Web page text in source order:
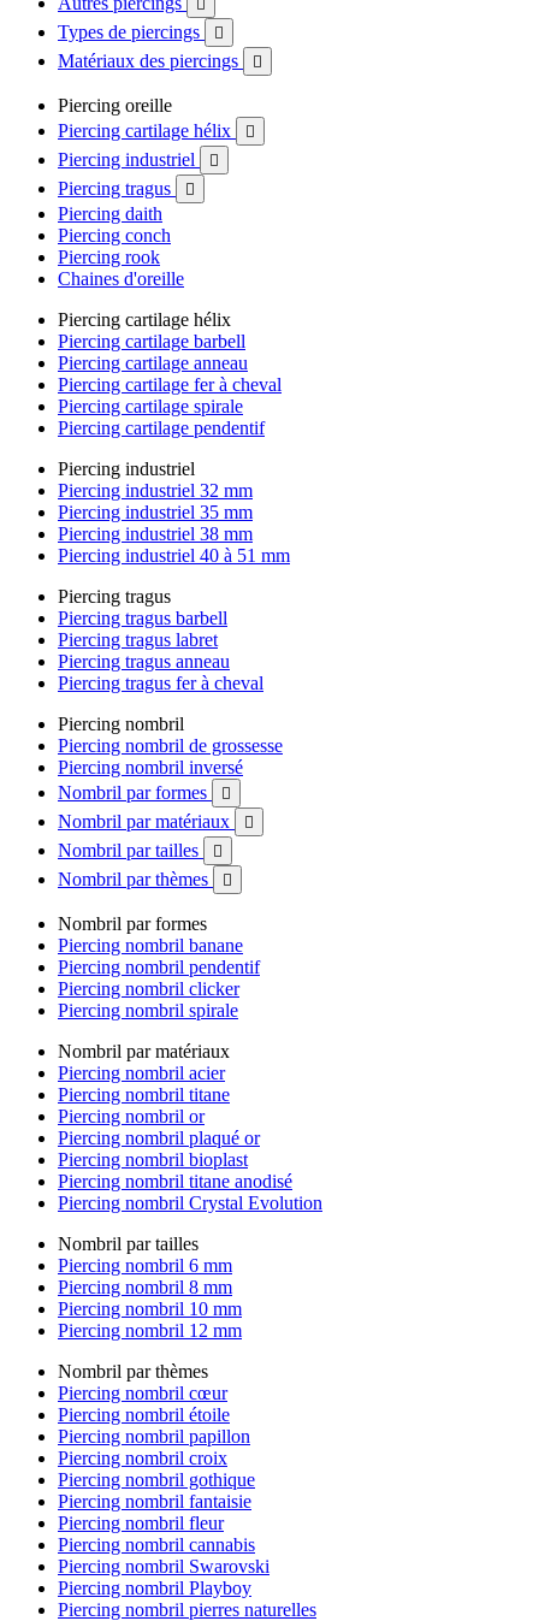

Types de piercings 
Matériaux des piercings 
Piercing oreille
Piercing cartilage hélix

Piercing industriel 
Piercing tragus 
Piercing daith
Piercing conch
Piercing rook
Chaines d'oreille
Piercing cartilage hélix
Piercing cartilage barbell
Piercing cartilage anneau
Piercing cartilage fer à cheval
Piercing cartilage spirale
Piercing cartilage pendentif
Piercing industriel
Piercing industriel 32 mm
Piercing industriel 35 mm
Piercing industriel 38 mm
Piercing industriel 40 à 51 mm
Piercing tragus
Piercing tragus barbell
Piercing tragus labret
Piercing tragus anneau
Piercing tragus fer à cheval
Piercing nombril
Piercing nombril de grossesse
Piercing nombril inversé
Nombril par formes

Nombril par matériaux 
Nombril par tailles 
Nombril par thèmes 
Nombril par formes
Piercing nombril banane
Piercing nombril pendentif
Piercing nombril clicker
Piercing nombril spirale
Nombril par matériaux
Piercing nombril acier
Piercing nombril titane
Piercing nombril or
Piercing nombril plaqué or
Piercing nombril bioplast
Piercing nombril titane anodisé
Piercing nombril Crystal Evolution
Nombril par tailles
Piercing nombril 6 mm
Piercing nombril 8 mm
Piercing nombril 10 mm
Piercing nombril 12 mm
Nombril par thèmes
Piercing nombril cœur
Piercing nombril étoile
Piercing nombril papillon
Piercing nombril croix
Piercing nombril gothique
Piercing nombril fantaisie
Piercing nombril fleur
Piercing nombril cannabis
Piercing nombril Swarovski
Piercing nombril Playboy
Piercing nombril pierres naturelles